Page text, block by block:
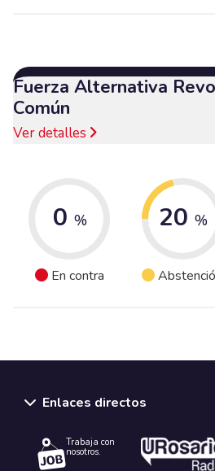
Fuerza Alternativa
Común
Ver detalles
0 %
En contra
20 %
Enlaces directos
Trabaja con
nosotros.